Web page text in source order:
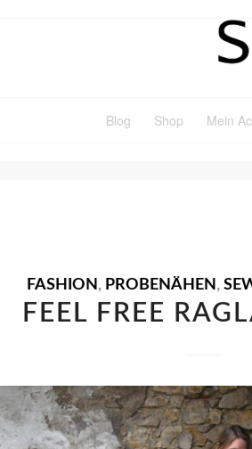
Blog Shop Mein
FASHION , PROBENÄHEN ,
FEEL FREE